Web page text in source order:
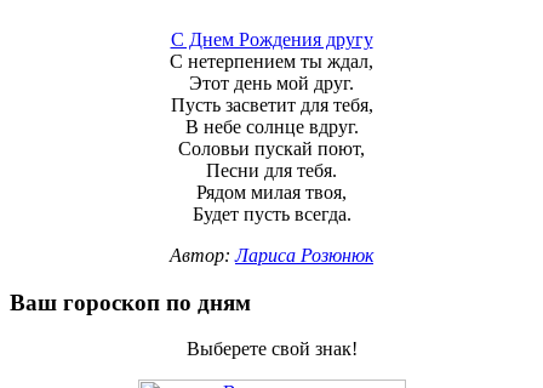
С Днем Рождения другу
С нетерпением ты ждал,
Этот день мой друг.
Пусть засветит для тебя,
В небе солнце вдруг.
Соловьи пускай поют,
Песни для тебя.
Рядом милая твоя,
Будет пусть всегда.
Автор:Лариса Розюнюк
Ваш гороскоп по дням
Выберете свой знак!